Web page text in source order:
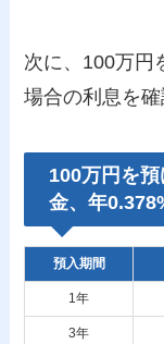
次に、100万円
場合の利息を確
100万円を
金、年
預入期間
1年
3年